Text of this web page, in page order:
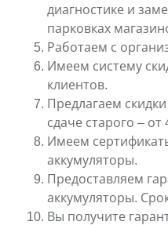
диагностике и
парковках
Работаем с
Имеем систему
клиентов.
Предлагаем
сдаче старого – от
Имеем
аккумуляторы.
Предоставляем
аккумуляторы.
Вы получите